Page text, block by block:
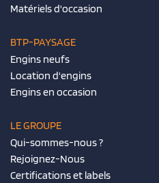
Matériels d'occasion
BTP-PAYSAGE
Engins neufs
Location d'engins
Engins en occasion
LE GROUPE
Qui-sommes-nous ?
Rejoignez-Nous
Certifications et labels